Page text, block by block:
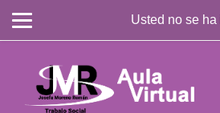
Usted no se